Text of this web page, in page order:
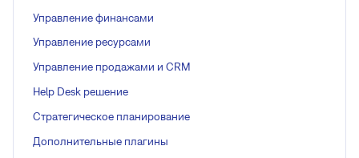
Управление финансами
Управление ресурсами
Управление продажами и CRM
Help Desk решение
Стратегическое планирование
Дополнительные плагины